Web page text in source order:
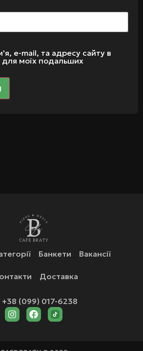
e-mail, та адресу сайту в
для моїх подальших
Банкети Вакансії
Доставка
+38 (099) 017-6238